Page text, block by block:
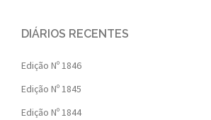
DIÁRIOS RECENTES
Edição Nº 1846
Edição Nº 1845
Edição Nº 1844